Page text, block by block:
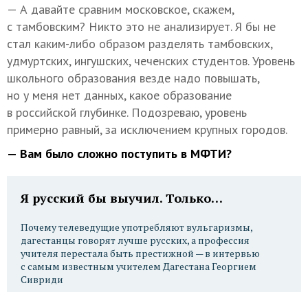
— А давайте сравним московское, скажем,
с тамбовским? Никто это не анализирует. Я бы не
стал каким-либо образом разделять тамбовских,
удмуртских, ингушских, чеченских студентов. Уровень
школьного образования везде надо повышать,
но у меня нет данных, какое образование
в российской глубинке. Подозреваю, уровень
примерно равный, за исключением крупных городов.
— Вам было сложно поступить в МФТИ?
Я русский бы выучил. Только…
Почему телеведущие употребляют вульгаризмы,
дагестанцы говорят лучше русских, а профессия
учителя перестала быть престижной — в интервью
с самым известным учителем Дагестана Георгием
Сивриди